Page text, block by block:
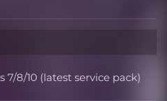
система
7/8/10 (latest service pack)